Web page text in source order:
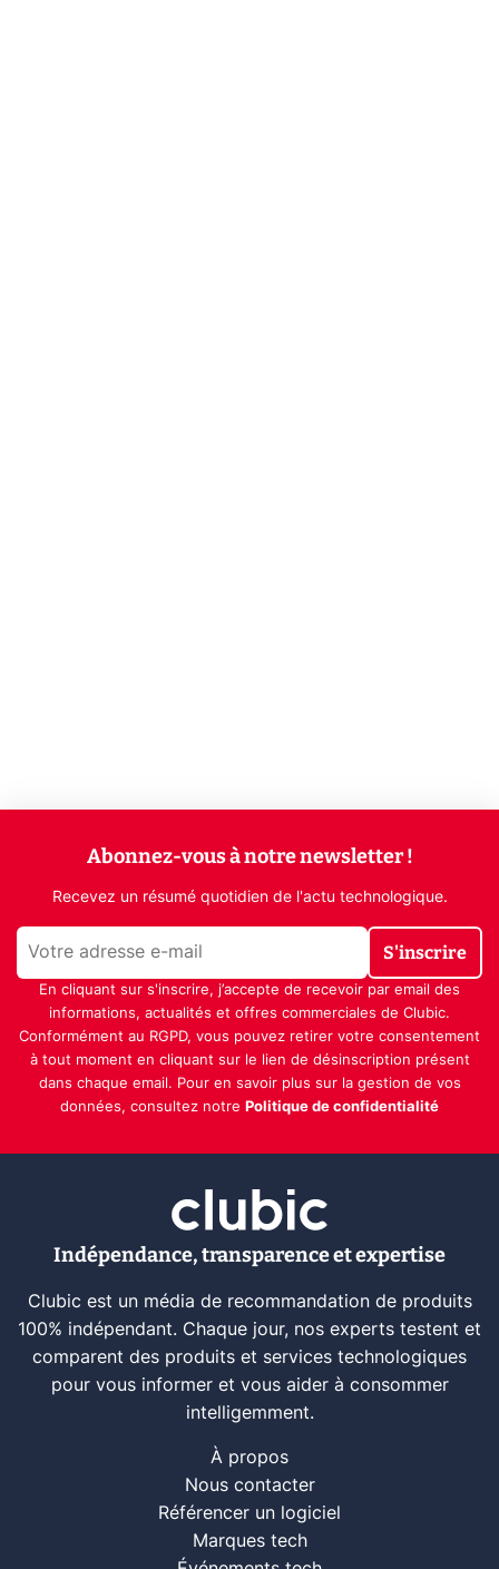
Abonnez-vous à notre newsletter !
Recevez un résumé quotidien de l'actu technologique.
S'inscrire
En cliquant sur s'inscrire, j’accepte de recevoir par email des
informations, actualités et offres commerciales de Clubic.
Conformément au RGPD, vous pouvez retirer votre consentement
à tout moment en cliquant sur le lien de désinscription présent
dans chaque email. Pour en savoir plus sur la gestion de vos
données, consultez notre Politique de confidentialité
Indépendance, transparence et expertise
Clubic est un média de recommandation de produits
100% indépendant. Chaque jour, nos experts testent et
comparent des produits et services technologiques
pour vous informer et vous aider à consommer
intelligemment.
À propos
Nous contacter
Référencer un logiciel
Marques tech